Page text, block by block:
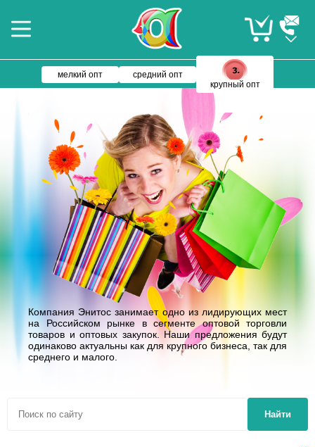
мелкий опт
средний опт
крупный опт
Компания Энитос занимает одно из лидирующих мест
на Российском рынке в сегменте оптовой торговли
товаров и оптовых закупок. Наши предложения будут
одинаково актуальны как для крупного бизнеса, так для
среднего и малого.
Найти